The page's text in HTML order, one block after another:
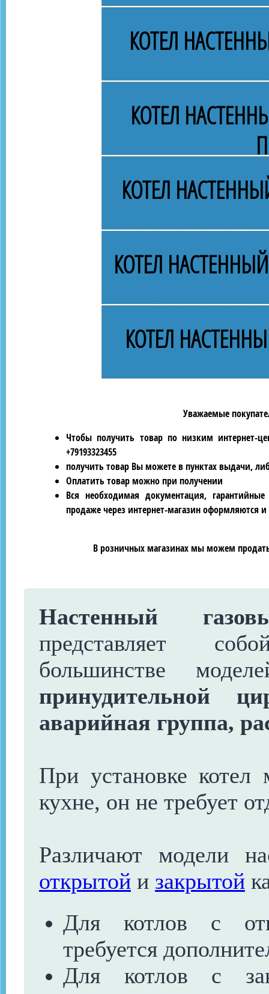
КОТЕЛ
КОТЕЛ
КОТЕЛ
КОТЕЛ
КОТЕЛ
Уважаемые
Чтобы получить товар по низким интернет-
+79193323455
получить товар Вы можете в пунктах выдачи,
Оплатить товар можно при получении
Вся необходимая документация,
продаже через интернет-магазин оформляются
В розничных магазинах мы можем
Настенный
представляет
большинстве
принудительной
аварийная группа,
При установке
кухне, он не требует
Различают модели
открытой и закрытой
Для котлов с
требуется
Для котлов с